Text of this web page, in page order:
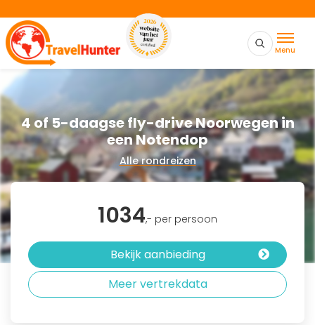
Menu
4 of 5-daagse fly-drive Noorwegen in
een Notendop
Alle rondreizen
1034,- per persoon
Bekijk aanbieding
Meer vertrekdata